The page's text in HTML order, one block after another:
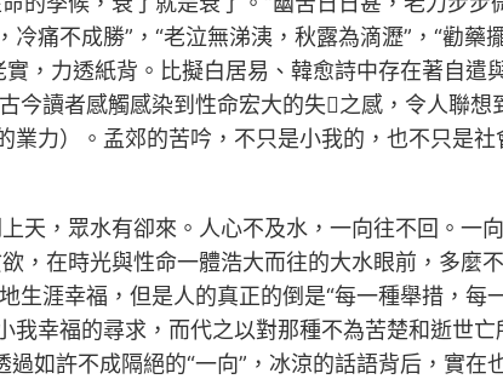
痛不成勝”，“老泣無涕洟，秋露為滴瀝”，“勸藥
，力透紙背。比擬白居易、韓愈詩中存在著自
讀者感觸感染到性命宏大的失之感，令人聯想
力）。孟郊的苦吟，不只是小我的，也不只是
天，眾水有卻來。人心不及水，一向往不回。一
，在時光與性命一體浩大而往的大水眼前，多麼
生涯幸福，但是人的真正的倒是“每一種舉措，每
我幸福的尋求，而代之以對那種不為苦楚和逝世
如許不成隔絕的“一向”，冰涼的話語背后，實在